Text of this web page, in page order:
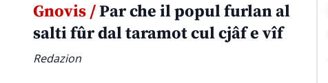
Gnovis /Par che il popul furlan al
salti fûr dal taramot cul cjâf e vîf
Redazion